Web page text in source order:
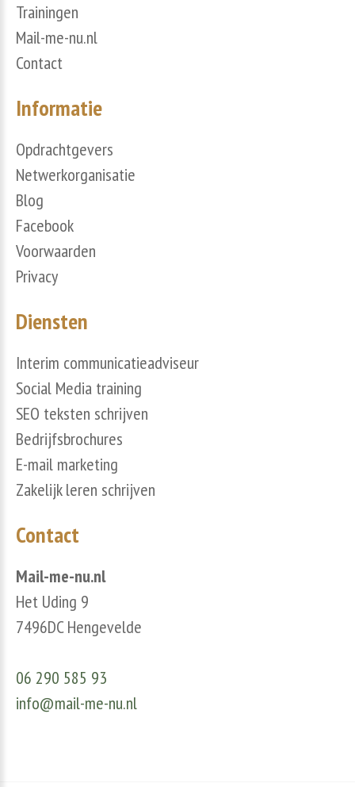
Trainingen
Mail-me-nu.nl
Contact
Informatie
Opdrachtgevers
Netwerkorganisatie
Blog
Facebook
Voorwaarden
Privacy
Diensten
Interim communicatieadviseur
Social Media training
SEO teksten schrijven
Bedrijfsbrochures
E-mail marketing
Zakelijk leren schrijven
Contact
Mail-me-nu.nl
Het Uding 9
7496DC Hengevelde
06 290 585 93
info@mail-me-nu.nl